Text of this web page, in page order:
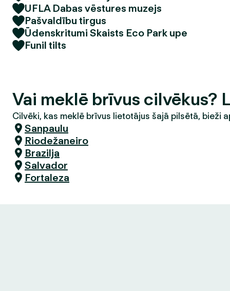
UFLA Dabas vēstures muzejs
Pašvaldību tirgus
Ūdenskritumi Skaists Eco Park upe
Funil tilts
Vai meklē brīvus cilvēkus?
Cilvēki, kas meklē brīvus lietotājus šajā pilsētā, bieži
Sanpaulu
Riodežaneiro
Brazilja
Salvador
Fortaleza